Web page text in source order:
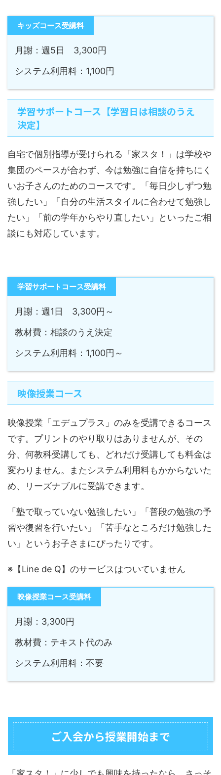
キッズコース受講料
月謝：週5日 3,300円
システム利用料：1,100円
学習サポートコース【学習日は相談のうえ
決定】
自宅で個別指導が受けられる「家スタ！」は学校や
集団のペースが合わず、今は勉強に自信を持ちにく
いお子さんのためのコースです。「毎日少しずつ勉
強したい」「自分の生活スタイルに合わせて勉強し
たい」「前の学年からやり直したい」といったご相
談にも対応しています。
学習サポートコース受講料
月謝：週1日 3,300円～
教材費：相談のうえ決定
システム利用料：1,100円～
映像授業コース
映像授業「エデュプラス」のみを受講できるコース
です。プリントのやり取りはありませんが、その
分、何教科受講しても、どれだけ受講しても料金は
変わりません。またシステム利用料もかからないた
め、リーズナブルに受講できます。
「塾で取っていない勉強したい」「普段の勉強の予
習や復習を行いたい」「苦手なところだけ勉強した
い」というお子さまにぴったりです。
※【Line de Q】のサービスはついていません
映像授業コース受講料
月謝：3,300円
教材費：テキスト代のみ
システム利用料：不要
ご入会から授業開始まで